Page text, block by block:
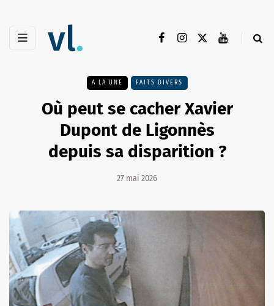
A LA UNE FAITS DIVERS
Où peut se cacher Xavier
Dupont de Ligonnès
depuis sa disparition ?
27 mai 2026